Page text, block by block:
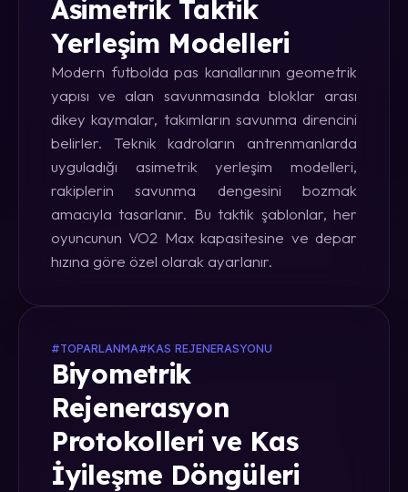
Asimetrik Taktik
Yerleşim Modelleri
Modern futbolda pas kanallarının geometrik
yapısı ve alan savunmasında bloklar arası
dikey kaymalar, takımların savunma direncini
belirler. Teknik kadroların antrenmanlarda
uyguladığı asimetrik yerleşim modelleri,
rakiplerin savunma dengesini bozmak
amacıyla tasarlanır. Bu taktik şablonlar, her
oyuncunun VO2 Max kapasitesine ve depar
hızına göre özel olarak ayarlanır.
#TOPARLANMA#KAS REJENERASYONU
Biyometrik
Rejenerasyon
Protokolleri ve Kas
İyileşme Döngüleri